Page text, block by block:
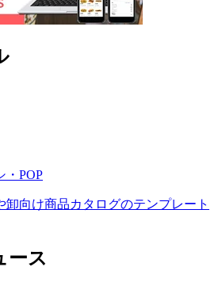
・POP
卸向け商品カタログのテンプレート
ース